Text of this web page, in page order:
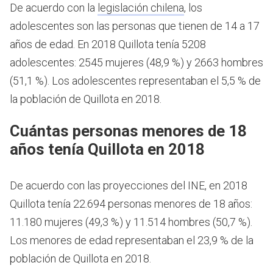
De acuerdo con la legislación chilena, los
adolescentes son las personas que tienen de 14 a 17
años de edad. En 2018 Quillota tenía 5208
adolescentes: 2545 mujeres (48,9 %) y 2663 hombres
(51,1 %). Los adolescentes representaban el 5,5 % de
la población de Quillota en 2018.
Cuántas personas menores de 18
años tenía Quillota en 2018
De acuerdo con las proyecciones del INE, en 2018
Quillota tenía 22.694 personas menores de 18 años:
11.180 mujeres (49,3 %) y 11.514 hombres (50,7 %).
Los menores de edad representaban el 23,9 % de la
población de Quillota en 2018.